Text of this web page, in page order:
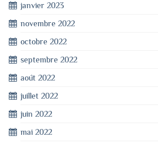
janvier 2023
novembre 2022
octobre 2022
septembre 2022
août 2022
juillet 2022
juin 2022
mai 2022